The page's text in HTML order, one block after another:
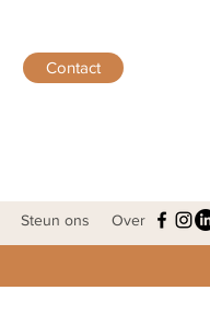
Contact
Steun ons Over